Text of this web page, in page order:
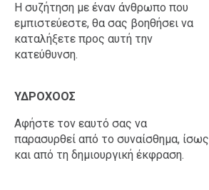
Η συζήτηση με έναν άνθρωπο που
εμπιστεύεστε, θα σας βοηθήσει να
καταλήξετε προς αυτή την
κατεύθυνση.
ΥΔΡΟΧΟΟΣ
Αφήστε τον εαυτό σας να
παρασυρθεί από το συναίσθημα, ίσως
και από τη δημιουργική έκφραση.